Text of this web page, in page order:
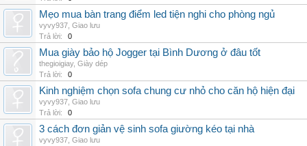
Mẹo mua bàn trang điểm led tiện nghi cho phòng ngủ
vyvy937 Giao lưu
Trả lời:
0
Mua giày bảo hộ Jogger tại Bình Dương ở đâu tốt
thegioigiay, Giày dép
Trả lời:
0
Kinh nghiệm chọn sofa chung cư nhỏ cho căn hộ hiện đại
vyvy937 Giao lưu
Trả lời:
0
3 cách đơn giản vệ sinh sofa giường kéo tại nhà
vyvy937 Giao lưu